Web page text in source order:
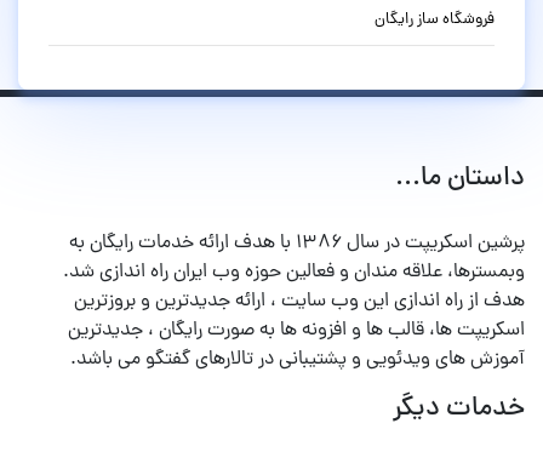
فروشگاه ساز رایگان
داستان ما...
پرشین اسکریپت در سال ۱۳۸۶ با هدف ارائه خدمات رایگان به
وبمسترها، علاقه مندان و فعالین حوزه وب ایران راه اندازی شد.
هدف از راه اندازی این وب سایت ، ارائه جدیدترین و بروزترین
اسکریپت ها، قالب ها و افزونه ها به صورت رایگان ، جدیدترین
آموزش های ویدئویی و پشتیبانی در تالارهای گفتگو می باشد.
خدمات دیگر